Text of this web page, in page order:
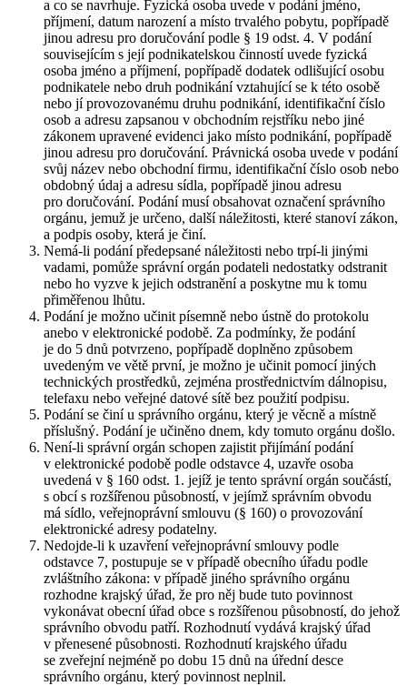
a co se navrhuje. Fyzická osoba uvede v podání jméno,
příjmení, datum narození a místo trvalého pobytu, popřípadě
jinou adresu pro doručování podle § 19 odst. 4. V podání
souvisejícím s její podnikatelskou činností uvede fyzická
osoba jméno a příjmení, popřípadě dodatek odlišující osobu
podnikatele nebo druh podnikání vztahující se k této osobě
nebo jí provozovanému druhu podnikání, identifikační číslo
osob a adresu zapsanou v obchodním rejstříku nebo jiné
zákonem upravené evidenci jako místo podnikání, popřípadě
jinou adresu pro doručování. Právnická osoba uvede v podání
svůj název nebo obchodní firmu, identifikační číslo osob nebo
obdobný údaj a adresu sídla, popřípadě jinou adresu
pro doručování. Podání musí obsahovat označení správního
orgánu, jemuž je určeno, další náležitosti, které stanoví zákon,
a podpis osoby, která je činí.
Nemá-li podání předepsané náležitosti nebo trpí-li jinými
vadami, pomůže správní orgán podateli nedostatky odstranit
nebo ho vyzve k jejich odstranění a poskytne mu k tomu
přiměřenou lhůtu.
Podání je možno učinit písemně nebo ústně do protokolu
anebo v elektronické podobě. Za podmínky, že podání
je do 5 dnů potvrzeno, popřípadě doplněno způsobem
uvedeným ve větě první, je možno je učinit pomocí jiných
technických prostředků, zejména prostřednictvím dálnopisu,
telefaxu nebo veřejné datové sítě bez použití podpisu.
Podání se činí u správního orgánu, který je věcně a místně
příslušný. Podání je učiněno dnem, kdy tomuto orgánu došlo.
Není-li správní orgán schopen zajistit přijímání podání
v elektronické podobě podle odstavce 4, uzavře osoba
uvedená v § 160 odst. 1. jejíž je tento správní orgán součástí,
s obcí s rozšířenou působností, v jejímž správním obvodu
má sídlo, veřejnoprávní smlouvu (§ 160) o provozování
elektronické adresy podatelny.
Nedojde-li k uzavření veřejnoprávní smlouvy podle
odstavce 7, postupuje se v případě obecního úřadu podle
zvláštního zákona: v případě jiného správního orgánu
rozhodne krajský úřad, že pro něj bude tuto povinnost
vykonávat obecní úřad obce s rozšířenou působností, do jehož
správního obvodu patří. Rozhodnutí vydává krajský úřad
v přenesené působnosti. Rozhodnutí krajského úřadu
se zveřejní nejméně po dobu 15 dnů na úřední desce
správního orgánu, který povinnost neplnil.